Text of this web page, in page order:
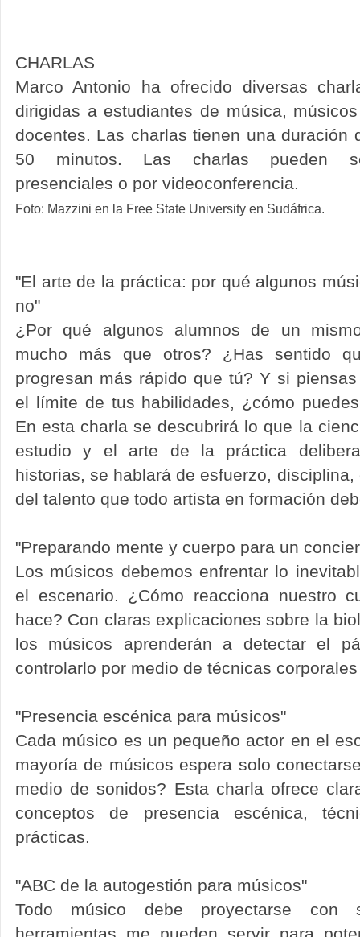
CHARLAS
Marco Antonio ha ofrecido diversas
dirigidas a estudiantes de música,
docentes. Las charlas tienen una duración
50 minutos. Las charlas pueden
presenciales o por videoconferencia.
Foto: Mazzini en la Free State University en Sudáfrica.
"El arte de la práctica: por qué algunos
no"
¿Por qué algunos alumnos de un
mucho más que otros? ¿Has sentido
progresan más rápido que tú? Y si
el límite de tus habilidades, ¿cómo
En esta charla se descubrirá lo que la
estudio y el arte de la práctica
historias, se hablará de esfuerzo,
del talento que todo artista en formación
"Preparando mente y cuerpo para un
Los músicos debemos enfrentar lo
el escenario. ¿Cómo reacciona nuestro
hace? Con claras explicaciones sobre la
los músicos aprenderán a detectar el
controlarlo por medio de técnicas
"Presencia escénica para músicos"
Cada músico es un pequeño actor en el
mayoría de músicos espera solo
medio de sonidos? Esta charla ofrece
conceptos de presencia escénica,
prácticas.
"ABC de la autogestión para músicos"
Todo músico debe proyectarse con